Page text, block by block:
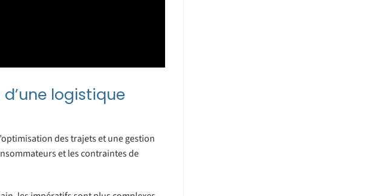
logistique
des trajets et une gestion
et les contraintes de